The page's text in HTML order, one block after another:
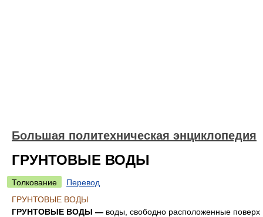
Большая политехническая энциклопедия
ГРУНТОВЫЕ ВОДЫ
Толкование
Перевод
ГРУНТОВЫЕ ВОДЫ
ГРУНТОВЫЕ ВОДЫ — воды, свободно расположенные поверх